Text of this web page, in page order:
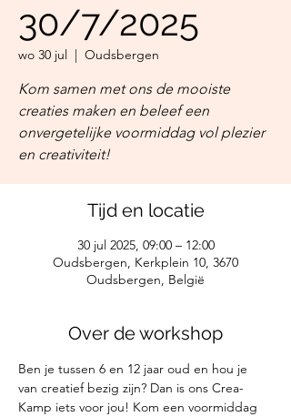
30/7/2025
wo 30 jul
  |
Oudsbergen
Kom samen met ons de mooiste
creaties maken en beleef een
onvergetelijke voormiddag vol plezier
en creativiteit!
Tijd en locatie
30 jul 2025, 09:00 – 12:00
Oudsbergen, Kerkplein 10, 3670
Oudsbergen, België
Over de workshop
Ben je tussen 6 en 12 jaar oud en hou je
van creatief bezig zijn? Dan is ons Crea-
Kamp iets voor jou! Kom een voormiddag